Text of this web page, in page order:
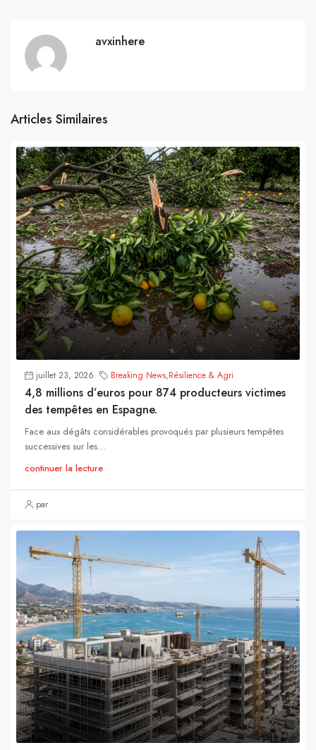
avxinhere
Articles Similaires
juillet 23, 2026 Breaking News,Résilience & Agri
4,8 millions d’euros pour 874 producteurs victimes
des tempêtes en Espagne.
Face aux dégâts considérables provoqués par plusieurs tempêtes
successives sur les...
continuer la lecture
par